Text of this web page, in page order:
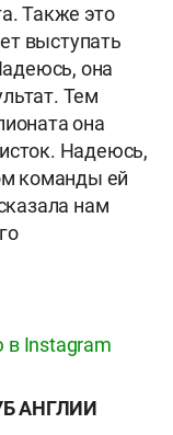
Также это
выступать
она
Тем
она
Надеюсь,
команды ей
нам
в Instagram
АНГЛИИ